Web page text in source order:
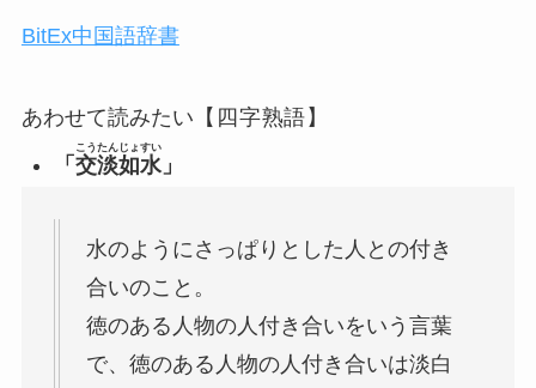
BitEx中国語辞書
あわせて読みたい 【四字熟語】
「 交淡
こうたん
如水
じょすい
」
水のようにさっぱりとした人との付き
合いのこと。
徳のある人物の人付き合いをいう言葉
で、徳のある人物の人付き合いは淡白